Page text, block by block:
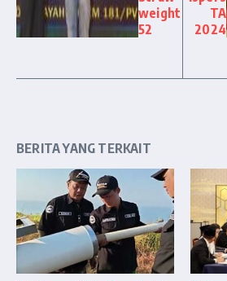
weight
52
TA
2024
BERITA YANG TERKAIT